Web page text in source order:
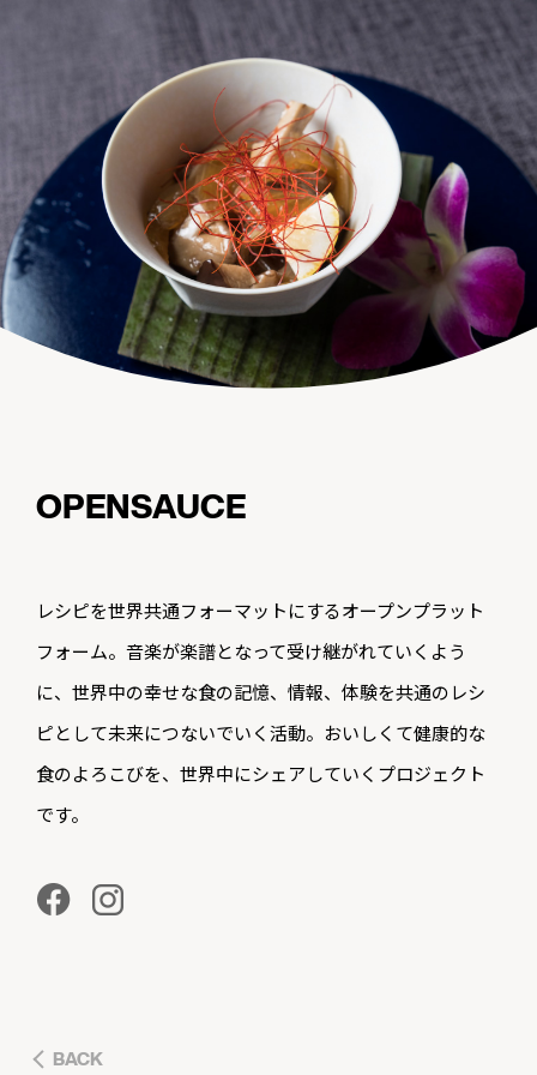
OPENSAUCE
レシピを世界共通フォーマットにするオープンプラット
フォーム。音楽が楽譜となって受け継がれていくよう
に、世界中の幸せな食の記憶、情報、体験を共通のレシ
ピとして未来につないでいく活動。おいしくて健康的な
食のよろこびを、世界中にシェアしていくプロジェクト
です。
BACK